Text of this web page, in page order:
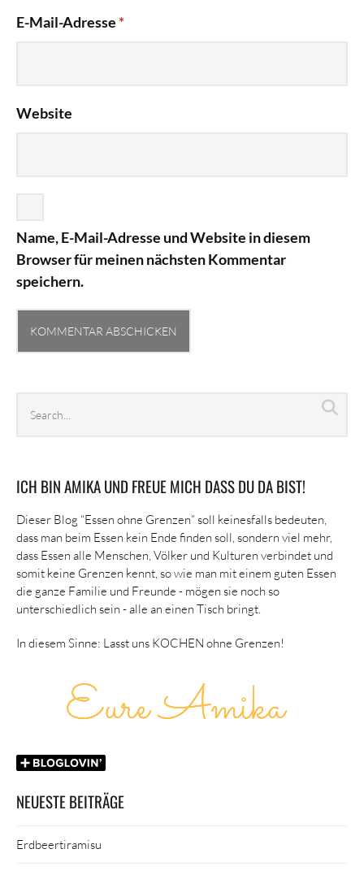
E-Mail-Adresse *
Website
Name, E-Mail-Adresse und Website in diesem
Browser für meinen nächsten Kommentar
speichern.
archives
ICH BIN AMIKA UND FREUE MICH DASS DU DA BIST!
Dieser Blog “Essen ohne Grenzen” soll keinesfalls bedeuten,
dass man beim Essen kein Ende finden soll, sondern viel mehr,
dass Essen alle Menschen, Völker und Kulturen verbindet und
somit keine Grenzen kennt, so wie man mit einem guten Essen
die ganze Familie und Freunde - mögen sie noch so
unterschiedlich sein - alle an einen Tisch bringt.
In diesem Sinne: Lasst uns KOCHEN ohne Grenzen!
NEUESTE BEITRÄGE
Erdbeertiramisu